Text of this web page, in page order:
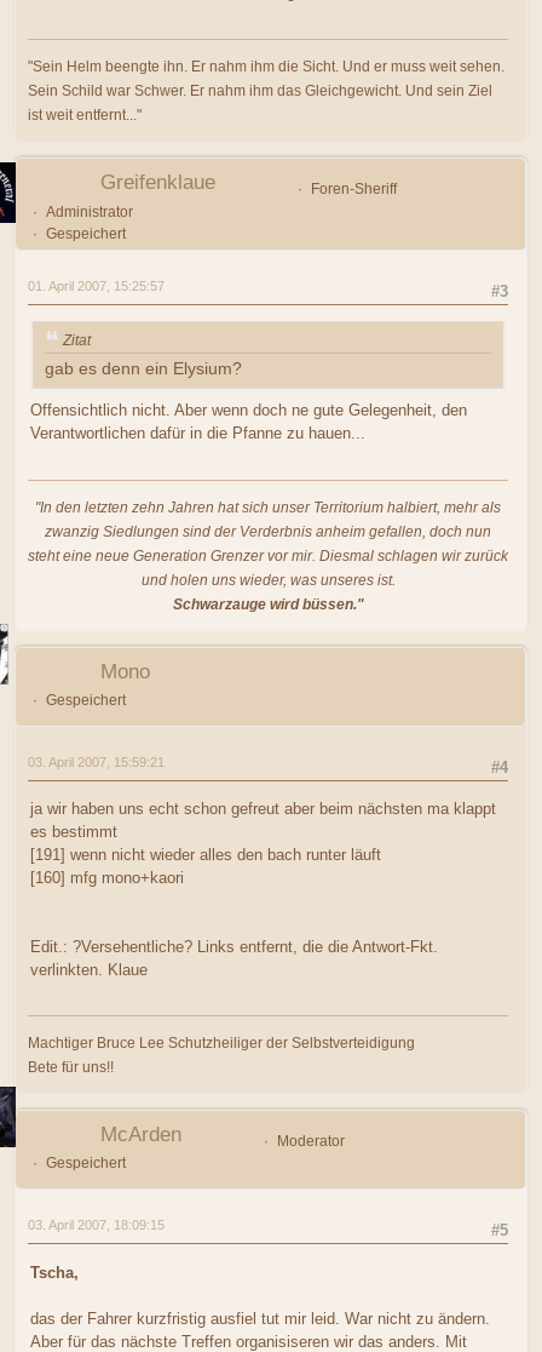
"Sein Helm beengte ihn. Er nahm ihm die Sicht. Und er muss weit sehen.
Sein Schild war Schwer. Er nahm ihm das Gleichgewicht. Und sein Ziel
ist weit entfernt..."
Greifenklaue
Foren-Sheriff
Administrator
Gespeichert
#3
01. April 2007, 15:25:57
Zitat
gab es denn ein Elysium?
Offensichtlich nicht. Aber wenn doch ne gute Gelegenheit, den
Verantwortlichen dafür in die Pfanne zu hauen...
"In den letzten zehn Jahren hat sich unser Territorium halbiert, mehr als
zwanzig Siedlungen sind der Verderbnis anheim gefallen, doch nun
steht eine neue Generation Grenzer vor mir. Diesmal schlagen wir zurück
und holen uns wieder, was unseres ist.
Schwarzauge wird büssen."
Mono
Gespeichert
#4
03. April 2007, 15:59:21
ja wir haben uns echt schon gefreut aber beim nächsten ma klappt
es bestimmt
[191] wenn nicht wieder alles den bach runter läuft
[160] mfg mono+kaori
Edit.: ?Versehentliche? Links entfernt, die die Antwort-Fkt.
verlinkten. Klaue
Machtiger Bruce Lee Schutzheiliger der Selbstverteidigung
Bete für uns!!
McArden
Moderator
Gespeichert
#5
03. April 2007, 18:09:15
Tscha,
das der Fahrer kurzfristig ausfiel tut mir leid. War nicht zu ändern.
Aber für das nächste Treffen organisiseren wir das anders. Mit